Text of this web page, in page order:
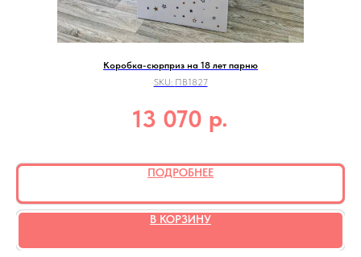
Коробка-сюрприз на 18 лет парню
SKU: ПВ1827
13 070 р.
ПОДРОБНЕЕ
В КОРЗИНУ